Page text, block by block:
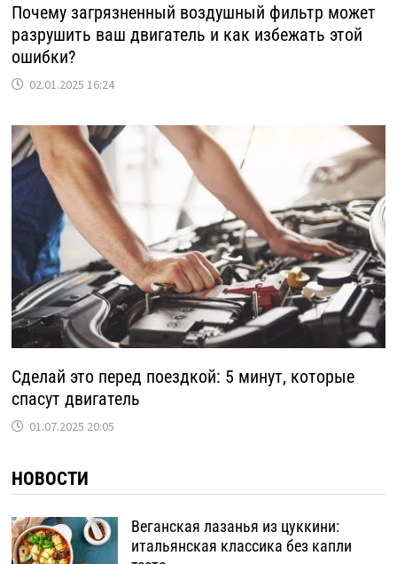
Почему загрязненный воздушный фильтр может
разрушить ваш двигатель и как избежать этой
ошибки?
02.01.2025 16:24
Сделай это перед поездкой: 5 минут, которые
спасут двигатель
01.07.2025 20:05
НОВОСТИ
Веганская лазанья из цуккини:
итальянская классика без капли